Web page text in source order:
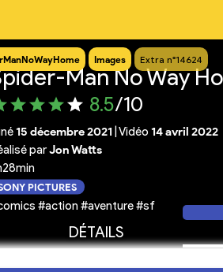
Images Extra n°14624
Man No Way
8.5/10
15 décembre 2021 Vidéo 14 avril 2022
parJon Watts
PICTURES
#action #aventure #sf
DÉTAILS